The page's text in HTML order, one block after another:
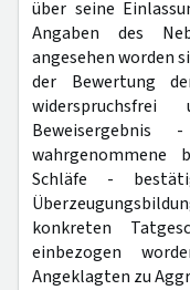
über seine
Angaben des
angesehen worden
der Bewertung
wahrgenommene
Schläfe -
konkreten
einbezogen
Angeklagten zu